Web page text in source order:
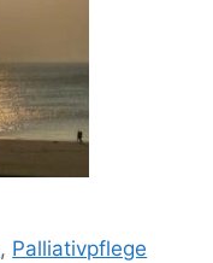
, Palliativpflege